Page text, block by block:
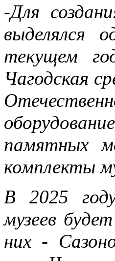
-Для
выделялся
текущем
Чагодская
памятных
комплекты
В 2025
музеев
них -